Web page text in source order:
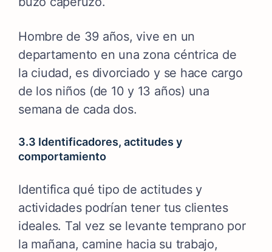
Hombre de 39 años, vive en un
departamento en una zona céntrica de
la ciudad, es divorciado y se hace cargo
de los niños (de 10 y 13 años) una
semana de cada dos.
3.3 Identificadores, actitudes y
comportamiento
Identifica qué tipo de actitudes y
actividades podrían tener tus clientes
ideales. Tal vez se levante temprano por
la mañana, camine hacia su trabajo,